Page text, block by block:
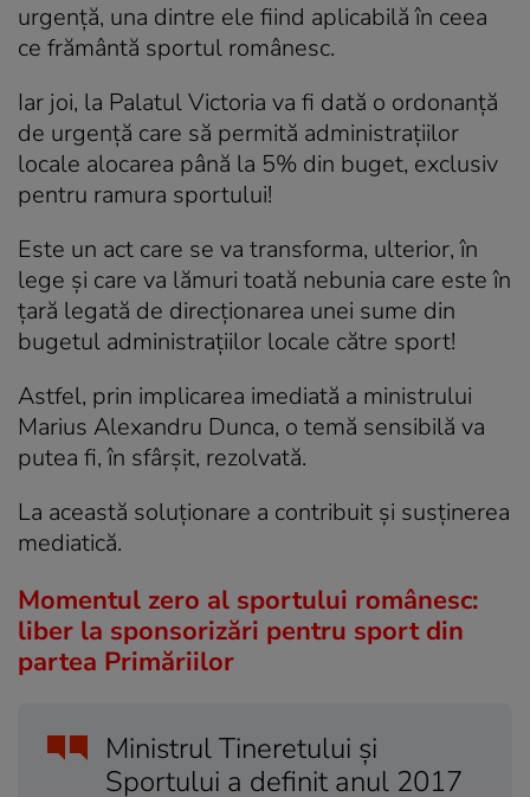
urgență, una dintre ele fiind aplicabilă în ceea
ce frământă sportul românesc.
Iar joi, la Palatul Victoria va fi dată o ordonanță
de urgență care să permită administrațiilor
locale alocarea până la 5% din buget, exclusiv
pentru ramura sportului!
Este un act care se va transforma, ulterior, în
lege și care va lămuri toată nebunia care este în
țară legată de direcționarea unei sume din
bugetul administrațiilor locale către sport!
Astfel, prin implicarea imediată a ministrului
Marius Alexandru Dunca, o temă sensibilă va
putea fi, în sfârșit, rezolvată.
La această soluționare a contribuit și susținerea
mediatică.
Momentul zero al sportului românesc:
liber la sponsorizări pentru sport din
partea Primăriilor
Ministrul Tineretului şi
Sportului a definit anul 2017